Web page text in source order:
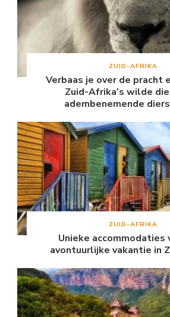
ZUID-AFRIKA
Verbaas je over de pracht
Zuid-Afrika’s wilde
adembenemende
ZUID-AFRIKA
Unieke accommodaties
avontuurlijke vakantie in